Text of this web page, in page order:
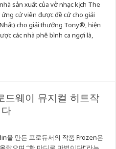
của
Disney,
Vở
Nhạc
Kịch
Sân
Khấu
của
Quý
Vị
sản xuất của vở nhạc kịch The
cử viên được đề cử cho giải
cho giải thưởng Tony®, hiện
các nhà phê bình ca ngợi là,
드웨이 뮤지컬 히트작
on
의 을 만든 프로듀서의 작품 Frozen은